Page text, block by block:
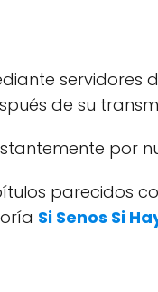
servidores
de su
por
parecidos
Si Senos Si